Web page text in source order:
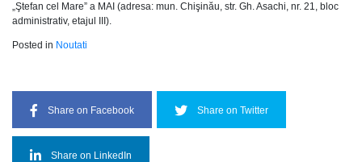
„Ştefan cel Mare” a MAI (adresa: mun. Chişinău, str. Gh. Asachi, nr. 21, bloc
administrativ, etajul III).
Posted in Noutati
Share on Facebook Share on Twitter
Share on LinkedIn